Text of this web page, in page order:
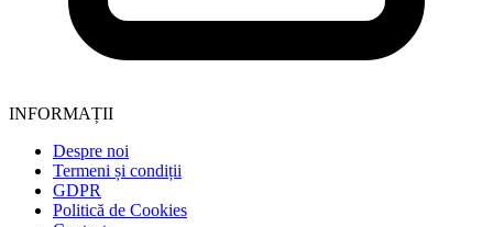
INFORMAȚII
Despre noi
Termeni și condiții
GDPR
Politică de Cookies